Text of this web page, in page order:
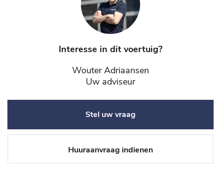
Interesse in dit voertuig?
Wouter Adriaansen
Uw adviseur
Stel uw vraag
Huuraanvraag indienen